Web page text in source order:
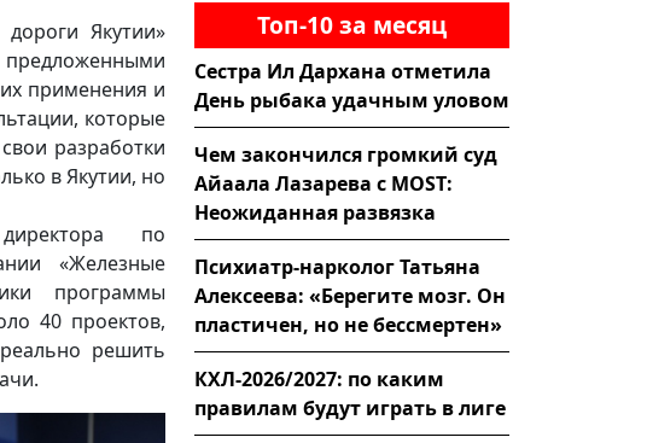
Якутии»
применения и
которые
разработки
в Якутии, но
по
«Железные
программы
40 проектов,
решить
Топ-10 за месяц
Сестра Ил Дархана отметила
День рыбака удачным уловом
Чем закончился громкий суд
Айаала Лазарева с MOST:
Неожиданная развязка
Психиатр-нарколог Татьяна
Алексеева: «Берегите мозг. Он
пластичен, но не бессмертен»
КХЛ-2026/2027: по каким
правилам будут играть в лиге